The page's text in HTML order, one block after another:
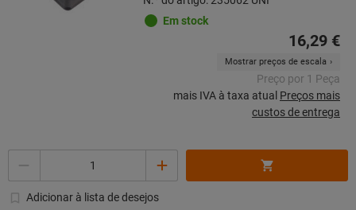
Em stock
16,29 €
Mostrar preços de escala
Preço por 1 Peça
mais IVA à taxa atual Preços mais
custos de entrega
Adicionar à lista de desejos